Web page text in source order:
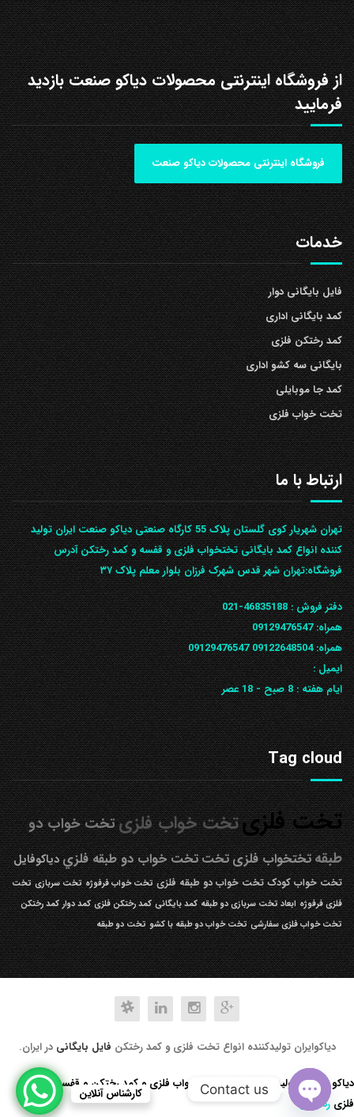
از فروشگاه اینترنتی محصولات دیاکو صنعت بازدید
فرمایید
فروشگاه اینترنتی محصولات دیاکو صنعت
خدمات
فایل بایگانی دوار
کمد بایگانی اداری
کمد رختکن فلزی
بایگانی سه کشو اداری
کمد جا موبایلی
تخت خواب فلزی
ارتباط با ما
تهران شهریار کوی گلستان پلاک 55 کارگاه صنعتی دیاکو صنعت ایران تولید
کننده انواع کمد بایگانی تختخواب فلزی و قفسه و کمد رختکن آدرس
ف‍روشگاه:تهران شهر قدس شهرک فرزان بلوار معلم پلاک ۳۷
دفتر فروش :46835188-021
همراه:09129476547
همراه: 09122648504
09129476547
ایمیل :
ایام هفته :8 صبح - 18 عصر
Tag cloud
تخت فلزیتخت خواب فلزیتخت خواب دو
طبقه تختخواب فلزیتختتخت خواب دو طبقه فلزيدیاکوفایل
تخت خواب کودک تخت خواب دو طبقه فلزی تخت خواب فرفوژه تخت سربازی تخت
فلزی فرفوژه ابعاد تخت سربازی دو طبقه کمد بایگانی کمد رختکن فلزی کمد دوار کمد رختکن
تخت خواب فلزی سفارشی تخت خواب دو طبقه با کشو تخت دو طبقه
دیاکوایران تولیدکننده انواع تخت فلزی و کمد رختکن فایل بایگانی در ایران.
کارشناس آنلاین
دیاکو صنعت تولید کننده انواع تخت خواب فلزی و کمد رختکن و قفسه کتابخانه
فلزی رد کردن
Contact us